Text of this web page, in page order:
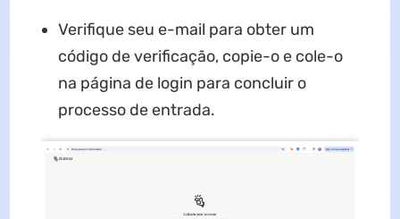
Verifique seu e-mail para obter um
código de verificação, copie-o e cole-o
na página de login para concluir o
processo de entrada.